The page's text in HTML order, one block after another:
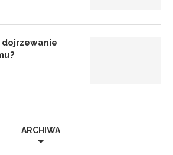
dojrzewanie
ARCHIWA